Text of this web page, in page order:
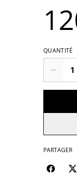
QUANTITÉ
PARTAGER